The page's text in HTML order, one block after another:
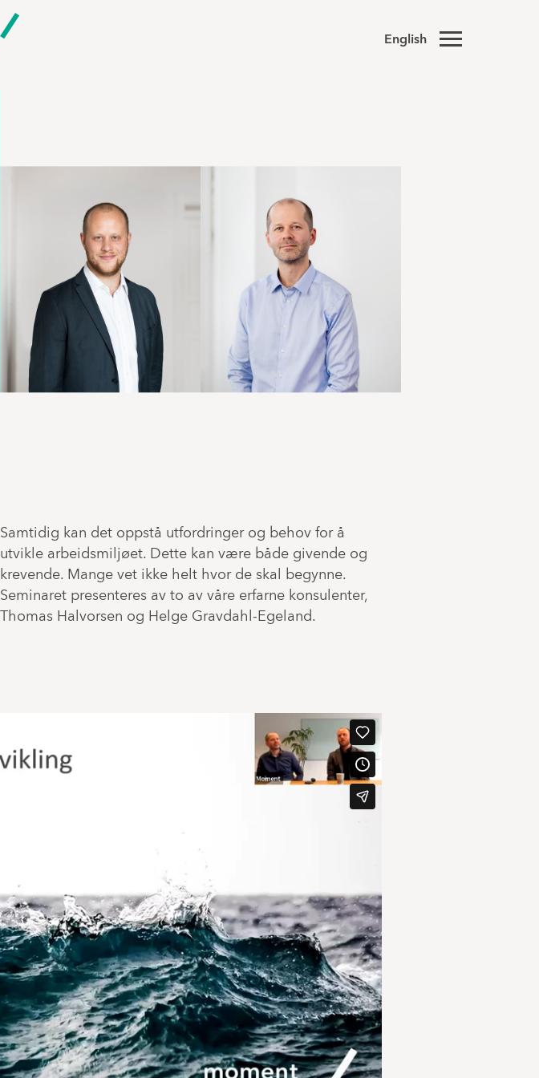
English
Samtidig kan det oppstå utfordringer og behov for å
utvikle arbeidsmiljøet. Dette kan være både givende og
krevende. Mange vet ikke helt hvor de skal begynne.
Seminaret presenteres av to av våre erfarne konsulenter,
Thomas Halvorsen og Helge Gravdahl-Egeland.